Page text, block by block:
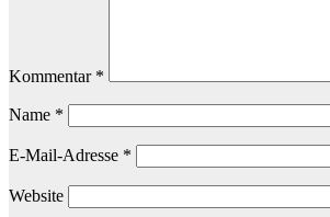
Kommentar *
Name *
E-Mail-Adresse *
Website